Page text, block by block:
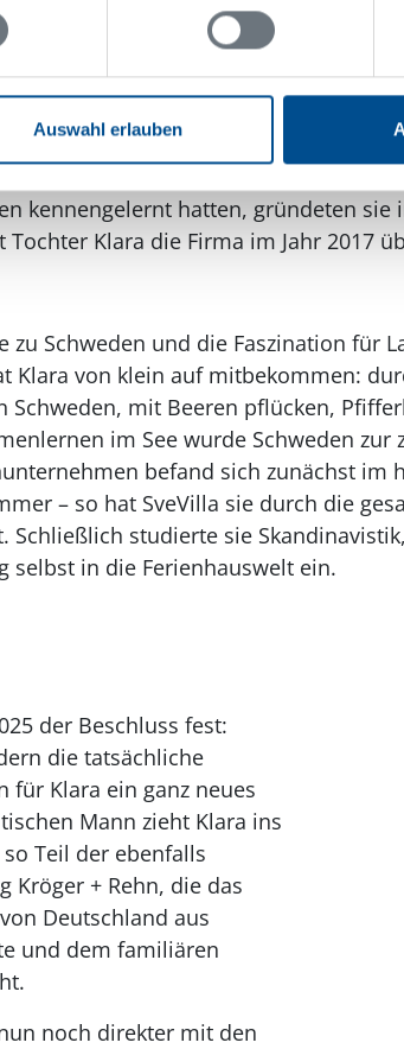
Auswahl erlauben
kennengelernt hatten, gründeten sie
Tochter Klara die Firma im Jahr 2017
zu Schweden und die Faszination für
Klara von klein auf mitbekommen:
Schweden, mit Beeren pflücken,
im See wurde Schweden zur
befand sich zunächst im
– so hat SveVilla sie durch die
Schließlich studierte sie
selbst in die Ferienhauswelt ein.
der Beschluss fest:
die tatsächliche
für Klara ein ganz neues
Mann zieht Klara ins
Teil der ebenfalls
+ Rehn, die das
Deutschland aus
und dem familiären
noch direkter mit den